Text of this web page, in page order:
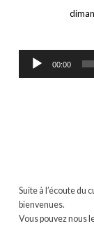
apporter
l’épée
Lecteur
audio
00:00
Suite à l’écoute du
bienvenues.
Vous pouvez nous